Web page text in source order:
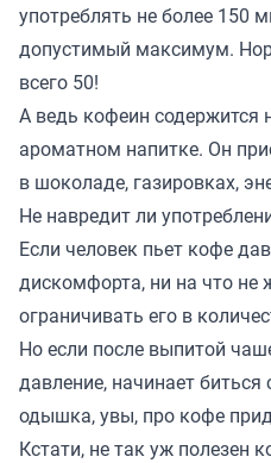
употреблять не более 150
допустимый максимум.
всего 50!
А ведь кофеин содержится
ароматном напитке. Он
в шоколаде, газировках,
Не навредит ли
Если человек пьет кофе
дискомфорта, ни на что не
ограничивать его в
Но если после выпитой
давление, начинает биться
одышка, увы, про кофе
Кстати, не так уж полезен